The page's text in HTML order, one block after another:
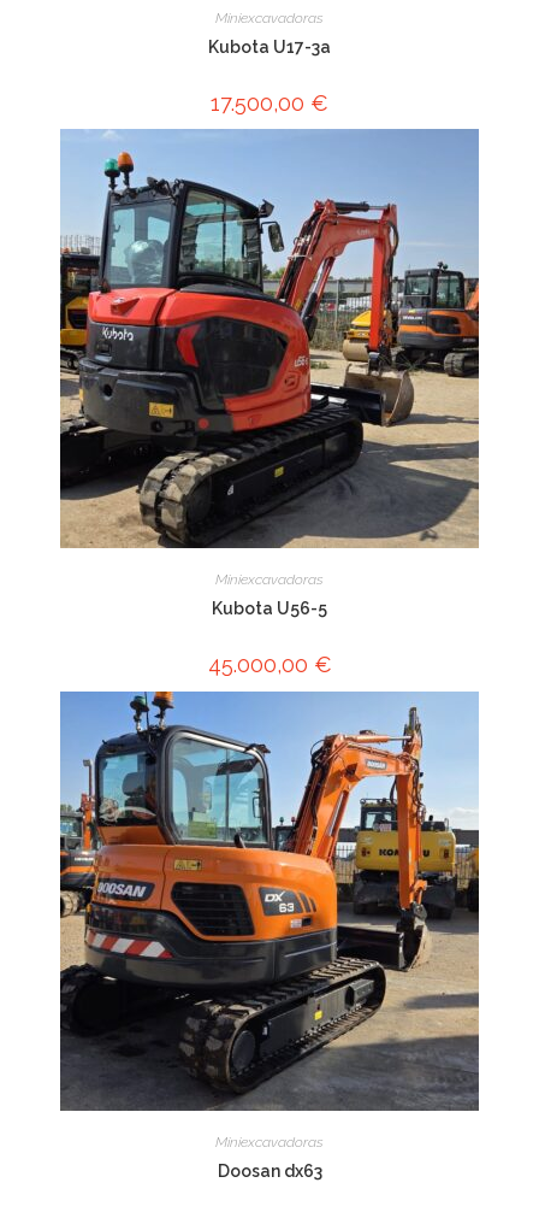
Miniexcavadoras
Kubota U17-3a
17.500,00 €
Miniexcavadoras
Kubota U56-5
45.000,00 €
Miniexcavadoras
Doosan dx63